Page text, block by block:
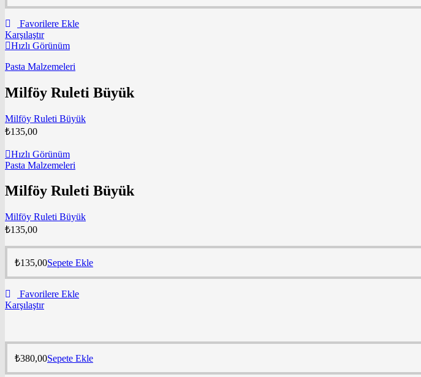
Favorilere Ekle
Karşılaştır
Hızlı Görünüm
Pasta Malzemeleri
Milföy Ruleti Büyük
Milföy Ruleti Büyük
₺135,00
Hızlı Görünüm
Pasta Malzemeleri
Milföy Ruleti Büyük
Milföy Ruleti Büyük
₺135,00
₺135,00Sepete Ekle
Favorilere Ekle
Karşılaştır
₺380,00Sepete Ekle